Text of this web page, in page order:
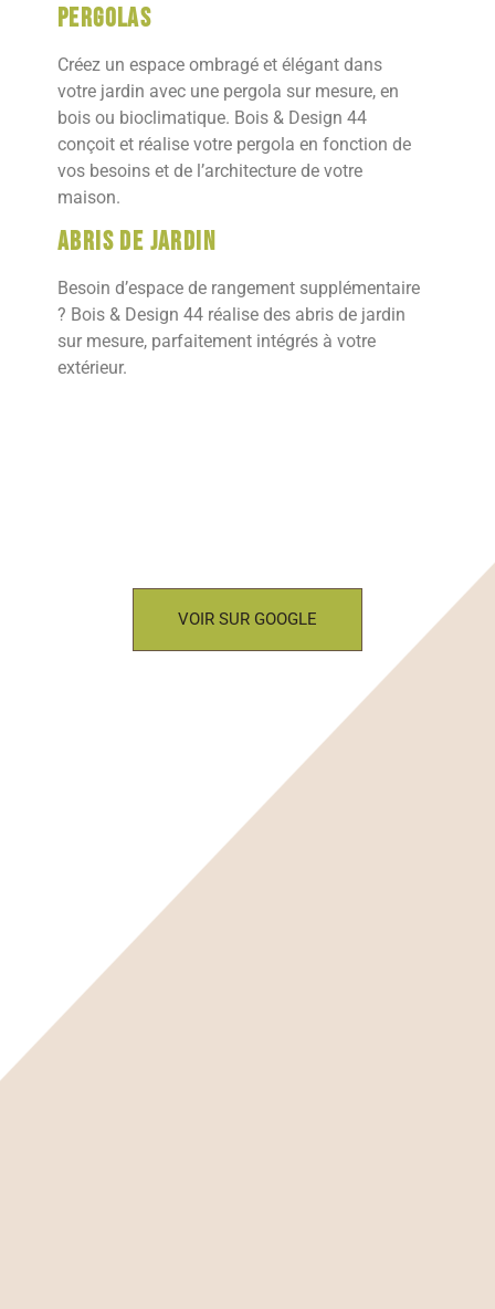
Pergolas
Créez un espace ombragé et élégant dans
votre jardin avec une pergola sur mesure, en
bois ou bioclimatique. Bois & Design 44
conçoit et réalise votre pergola en fonction de
vos besoins et de l’architecture de votre
maison.
Abris de jardin
Besoin d’espace de rangement supplémentaire
? Bois & Design 44 réalise des abris de jardin
sur mesure, parfaitement intégrés à votre
extérieur.
VOIR SUR GOOGLE